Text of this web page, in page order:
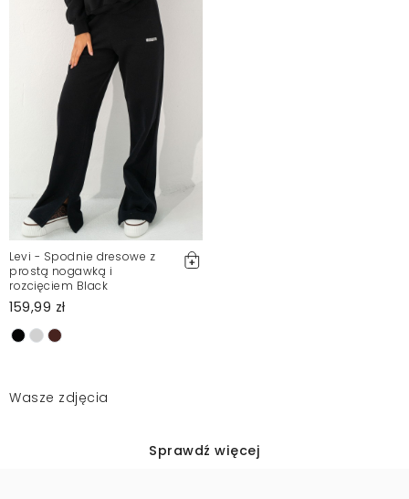
Levi - Spodnie dresowe z
prostą nogawką i
rozcięciem Black
159,99 zł
Wasze zdjęcia
Sprawdź więcej